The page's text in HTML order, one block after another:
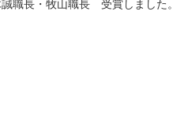
職長・牧山職長 受賞しました。